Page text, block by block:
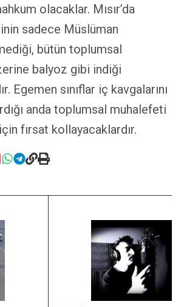
olacaklar. Mısır’da
sadece Müslüman
bütün toplumsal
balyoz gibi indiği
Egemen sınıflar iç kavgalarını
anda toplumsal muhalefeti
fırsat kollayacaklardır.